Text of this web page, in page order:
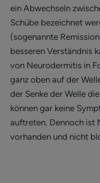
ein Abwechseln
Schübe bezeichnet
(sogenannte
besseren Verständnis
von Neurodermitis in
ganz oben auf der
der Senke der Welle
können gar keine
auftreten. Dennoch ist
vorhanden und nicht